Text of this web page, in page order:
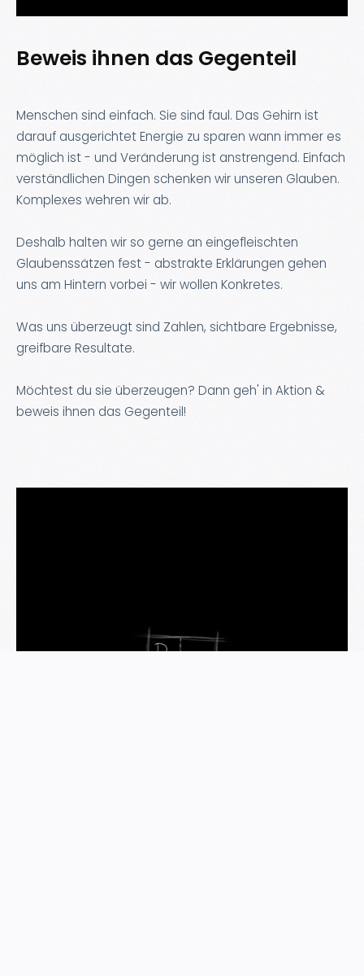
Beweis ihnen das Gegenteil
Menschen sind einfach. Sie sind faul. Das Gehirn ist
darauf ausgerichtet Energie zu sparen wann immer es
möglich ist - und Veränderung ist anstrengend. Einfach
verständlichen Dingen schenken wir unseren Glauben.
Komplexes wehren wir ab.
Deshalb halten wir so gerne an eingefleischten
Glaubenssätzen fest - abstrakte Erklärungen gehen
uns am Hintern vorbei - wir wollen Konkretes.
Was uns überzeugt sind Zahlen, sichtbare Ergebnisse,
greifbare Resultate.
Möchtest du sie überzeugen? Dann geh' in Aktion &
beweis ihnen das Gegenteil!